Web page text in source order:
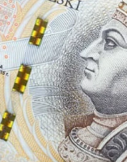
która zgubiła